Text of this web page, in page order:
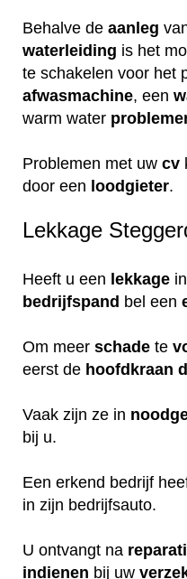
Behalve de aanleg
waterleiding is het
te schakelen voor het
afwasmachine, een
warm water
Problemen met uw cv
door een loodgieter.
Lekkage
Heeft u een lekkage
bedrijfspand bel een
Om meer schade te
eerst de hoofdkraan
Vaak zijn ze in
bij u.
Een erkend bedrijf
in zijn bedrijfsauto.
U ontvangt na
indienen bij uw